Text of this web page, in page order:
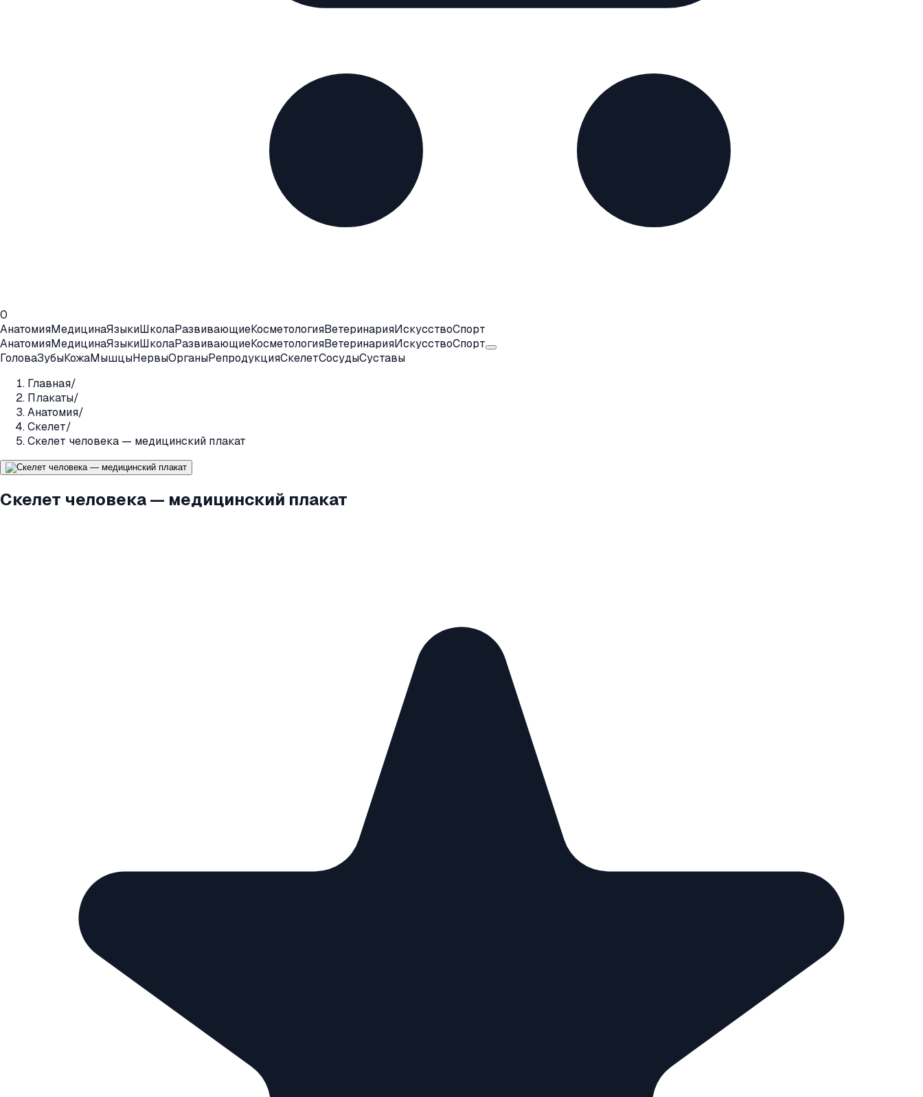
0
АнатомияМедицинаЯзыкиШколаРазвивающиеКосметологияВетеринарияИскусствоСпорт
АнатомияМедицинаЯзыкиШколаРазвивающиеКосметологияВетеринарияИскусствоСпорт
ГоловаЗубыКожаМышцыНервыОрганыРепродукцияСкелетСосудыСуставы
Главная/
Плакаты/
Анатомия/
Скелет/
Скелет человека — медицинский плакат
Скелет человека — медицинский плакат